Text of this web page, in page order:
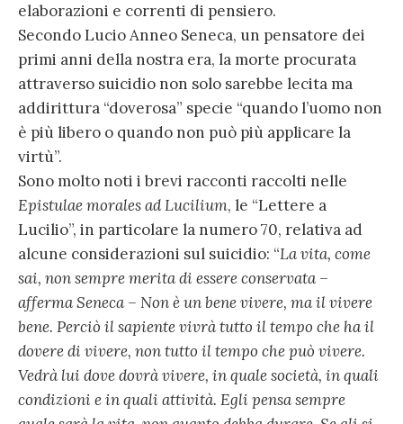
elaborazioni e correnti di pensiero.
Secondo Lucio Anneo Seneca, un pensatore dei
primi anni della nostra era, la morte procurata
attraverso suicidio non solo sarebbe lecita ma
addirittura “doverosa” specie “quando l’uomo non
è più libero o quando non può più applicare la
virtù”.
Sono molto noti i brevi racconti raccolti nelle
Epistulae morales ad Lucilium, le “Lettere a
Lucilio”, in particolare la numero 70, relativa ad
alcune considerazioni sul suicidio: “La vita, come
sai, non sempre merita di essere conservata –
afferma Seneca – Non è un bene vivere, ma il vivere
bene. Perciò il sapiente vivrà tutto il tempo che ha il
dovere di vivere, non tutto il tempo che può vivere.
Vedrà lui dove dovrà vivere, in quale società, in quali
condizioni e in quali attività. Egli pensa sempre